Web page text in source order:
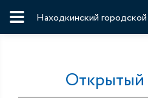
Находкинский